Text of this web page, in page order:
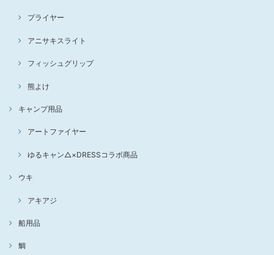
プライヤー
アニサキスライト
フィッシュグリップ
熊よけ
キャンプ用品
アートファイヤー
ゆるキャン△×DRESSコラボ商品
ウキ
アキアジ
船用品
鯛